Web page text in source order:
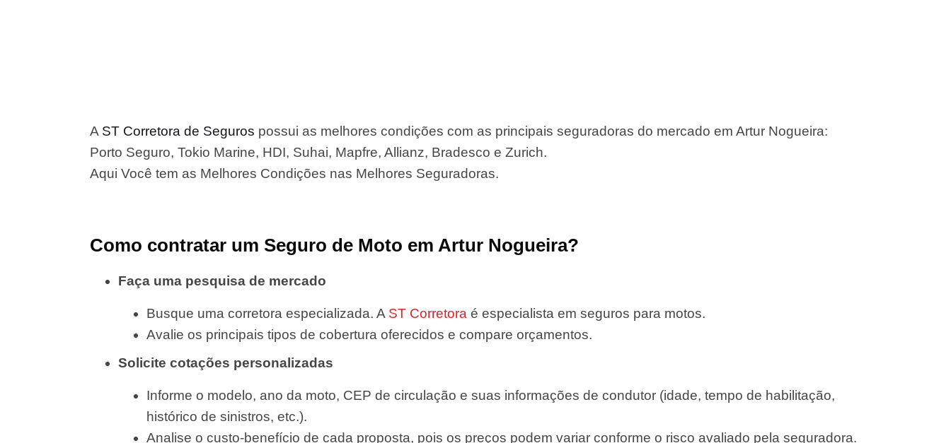
A ST Corretora de Seguros possui as melhores condições com as principais seguradoras do mercado em Artur Nogueira:
Porto Seguro, Tokio Marine, HDI, Suhai, Mapfre, Allianz, Bradesco e Zurich.
Aqui Você tem as Melhores Condições nas Melhores Seguradoras.
Como contratar um Seguro de Moto em Artur Nogueira?
Faça uma pesquisa de mercado
Busque uma corretora especializada. A ST Corretora é especialista em seguros para motos.
Avalie os principais tipos de cobertura oferecidos e compare orçamentos.
Solicite cotações personalizadas
Informe o modelo, ano da moto, CEP de circulação e suas informações de condutor (idade, tempo de habilitação,
histórico de sinistros, etc.).
Analise o custo-benefício de cada proposta, pois os preços podem variar conforme o risco avaliado pela seguradora.